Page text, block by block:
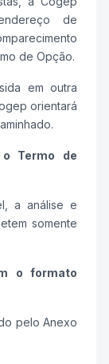
de
de Opção.
em outra
orientará
Termo de
a análise e
somente
o formato
pelo Anexo